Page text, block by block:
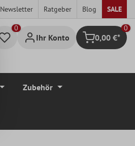
Newsletter Ratgeber Blog SALE
Ihr Konto Warenkorb
0
0,00 €*
Zubehör